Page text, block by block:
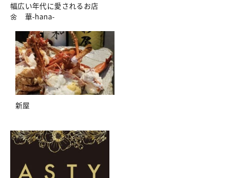
幅広い年代に愛されるお店
🌼 華-hana-
新屋